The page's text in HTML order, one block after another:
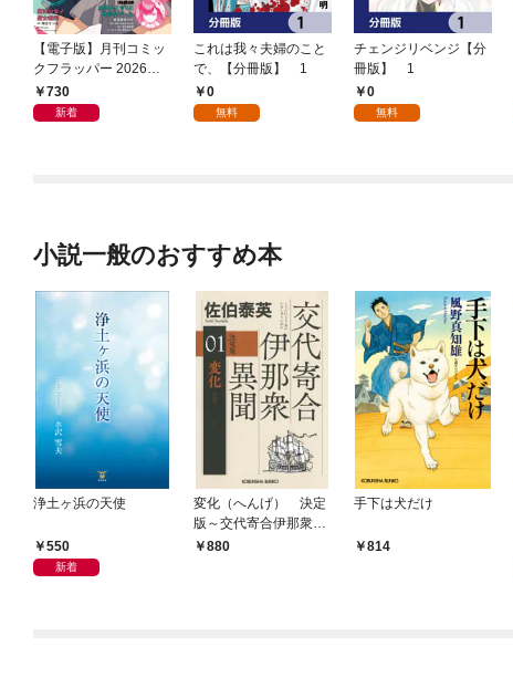
【電子版】月刊コミッ
クフラッパー 2026年9
月号730
新着
これは我々夫婦のこと
で、【分冊版】 1
0
無料
チェンジリベンジ【分
冊版】 1
0
無料
小説一般のおすすめ本
浄土ヶ浜の天使
550
新着
変化（へんげ） 決定
版～交代寄合伊那衆異
聞（1）～
880
手下は犬だけ
814